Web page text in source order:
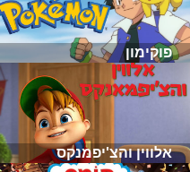
פוקימון
אלווין והצ'יפמנקס